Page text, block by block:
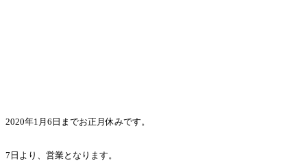
2020年1月6日までお正月休みです。
7日より、営業となります。